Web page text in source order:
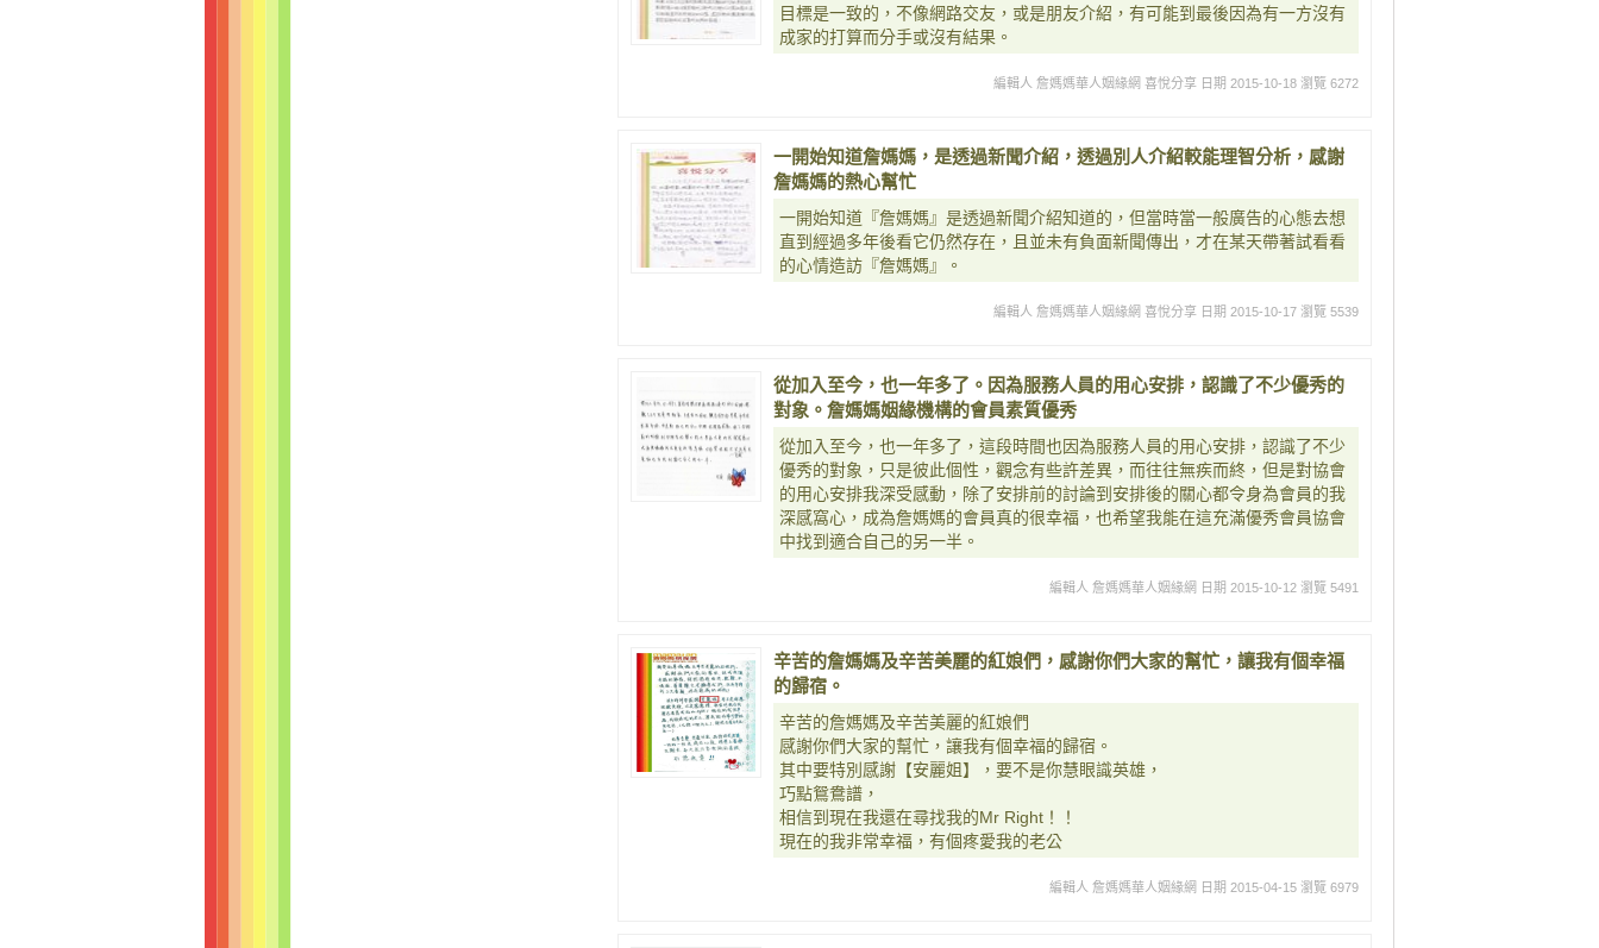
目標是一致的，不像網路交友，或是朋友介紹，有可能到最後因為有一方沒有
成家的打算而分手或沒有結果。
編輯人 詹媽媽華人姻緣網 喜悅分享 日期 2015-10-18 瀏覽 6272
一開始知道詹媽媽，是透過新聞介紹，透過別人介紹較能理智分析，感謝
詹媽媽的熱心幫忙
一開始知道『詹媽媽』是透過新聞介紹知道的，但當時當一般廣告的心態去想
直到經過多年後看它仍然存在，且並未有負面新聞傳出，才在某天帶著試看看
的心情造訪『詹媽媽』。
編輯人 詹媽媽華人姻緣網 喜悅分享 日期 2015-10-17 瀏覽 5539
從加入至今，也一年多了。因為服務人員的用心安排，認識了不少優秀的
對象。詹媽媽姻緣機構的會員素質優秀
從加入至今，也一年多了，這段時間也因為服務人員的用心安排，認識了不少
優秀的對象，只是彼此個性，觀念有些許差異，而往往無疾而終，但是對協會
的用心安排我深受感動，除了安排前的討論到安排後的關心都令身為會員的我
深感窩心，成為詹媽媽的會員真的很幸福，也希望我能在這充滿優秀會員協會
中找到適合自己的另一半。
編輯人 詹媽媽華人姻緣網 日期 2015-10-12 瀏覽 5491
辛苦的詹媽媽及辛苦美麗的紅娘們，感謝你們大家的幫忙，讓我有個幸福
的歸宿。
辛苦的詹媽媽及辛苦美麗的紅娘們
感謝你們大家的幫忙，讓我有個幸福的歸宿。
其中要特別感謝【安麗姐】，要不是你慧眼識英雄，
巧點鴛鴦譜，
相信到現在我還在尋找我的Mr Right！！
現在的我非常幸福，有個疼愛我的老公
編輯人 詹媽媽華人姻緣網 日期 2015-04-15 瀏覽 6979